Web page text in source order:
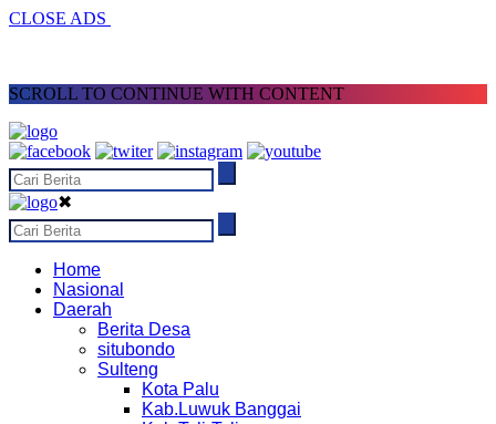
CLOSE ADS
SCROLL TO CONTINUE WITH CONTENT
✖
Home
Nasional
Daerah
Berita Desa
situbondo
Sulteng
Kota Palu
Kab.Luwuk Banggai